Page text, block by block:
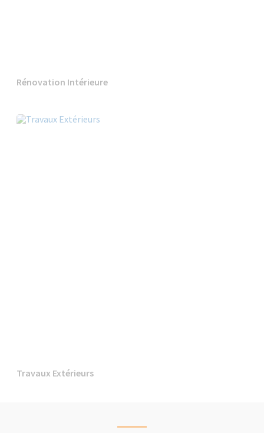
Rénovation Intérieure
Travaux Extérieurs